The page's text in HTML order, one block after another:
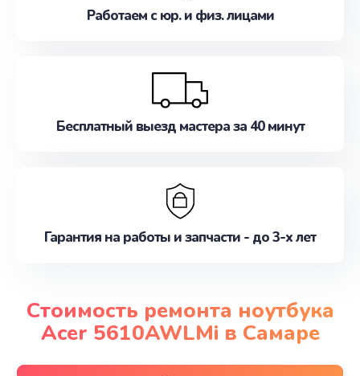
Работаем с юр. и физ. лицами
Бесплатный выезд мастера за 40 минут
Гарантия на работы и запчасти - до 3-х лет
Стоимость ремонта ноутбука
Acer 5610AWLMi в Самаре